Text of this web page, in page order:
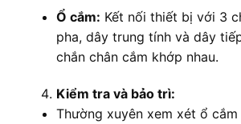
Ổ cắm: Kết nối thiết bị với 3
pha, dây trung tính và dây
chắn chân cắm khớp nhau.
Kiểm tra và bảo trì:
Thường xuyên xem xét ổ